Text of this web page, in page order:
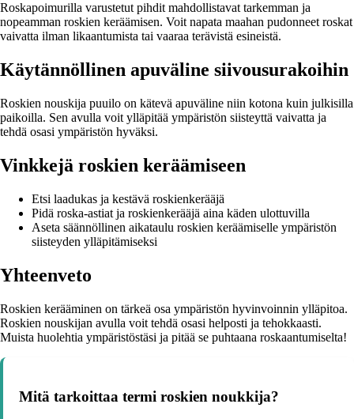
Roskapoimurilla varustetut pihdit mahdollistavat tarkemman ja
nopeamman roskien keräämisen. Voit napata maahan pudonneet roskat
vaivatta ilman likaantumista tai vaaraa terävistä esineistä.
Käytännöllinen apuväline siivousurakoihin
Roskien nouskija puuilo on kätevä apuväline niin kotona kuin julkisilla
paikoilla. Sen avulla voit ylläpitää ympäristön siisteyttä vaivatta ja
tehdä osasi ympäristön hyväksi.
Vinkkejä roskien keräämiseen
Etsi laadukas ja kestävä roskienkerääjä
Pidä roska-astiat ja roskienkerääjä aina käden ulottuvilla
Aseta säännöllinen aikataulu roskien keräämiselle ympäristön
siisteyden ylläpitämiseksi
Yhteenveto
Roskien kerääminen on tärkeä osa ympäristön hyvinvoinnin ylläpitoa.
Roskien nouskijan avulla voit tehdä osasi helposti ja tehokkaasti.
Muista huolehtia ympäristöstäsi ja pitää se puhtaana roskaantumiselta!
Mitä tarkoittaa termi roskien noukkija?